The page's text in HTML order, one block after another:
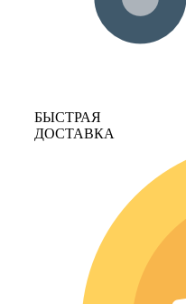
БЫСТРАЯ
ДОСТАВКА